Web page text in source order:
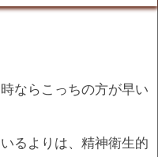
ならこっちの方が早い
るよりは、精神衛生的